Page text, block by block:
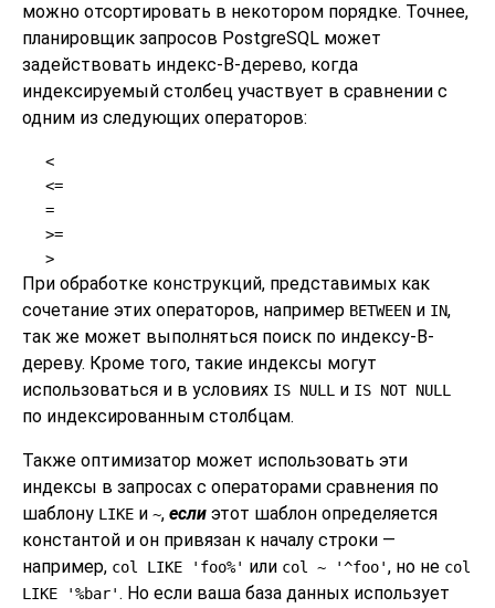
можно отсортировать в некотором порядке. Точнее,
планировщик запросов PostgreSQL может
задействовать индекс-B-дерево, когда
индексируемый столбец участвует в сравнении с
одним из следующих операторов:
<
<=
=
>=
>
При обработке конструкций, представимых как
сочетание этих операторов, например BETWEEN и IN,
так же может выполняться поиск по индексу-B-
дереву. Кроме того, такие индексы могут
использоваться и в условиях IS NULL и IS NOT NULL
по индексированным столбцам.
Также оптимизатор может использовать эти
индексы в запросах с операторами сравнения по
шаблону LIKE и ~, если этот шаблон определяется
константой и он привязан к началу строки —
например, col LIKE 'foo%' или col ~ '^foo', но не col
LIKE '%bar'. Но если ваша база данных использует